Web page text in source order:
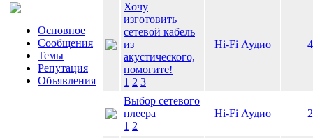
Основное
Сообщения
Темы
Репутация
Объявления
Хочу
изготовить
сетевой кабель
из
акустического,
помогите!
1 2 3
Hi-Fi Аудио
Выбор сетевого
плеера
1 2
Hi-Fi Аудио